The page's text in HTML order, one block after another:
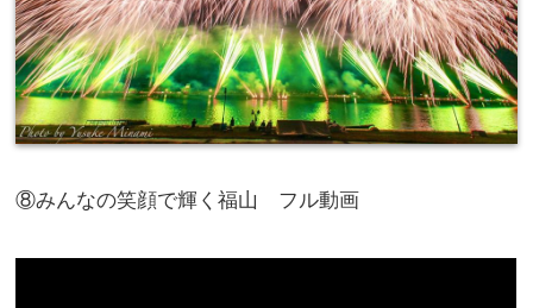
⑧みんなの笑顔で輝く福山 フル動画